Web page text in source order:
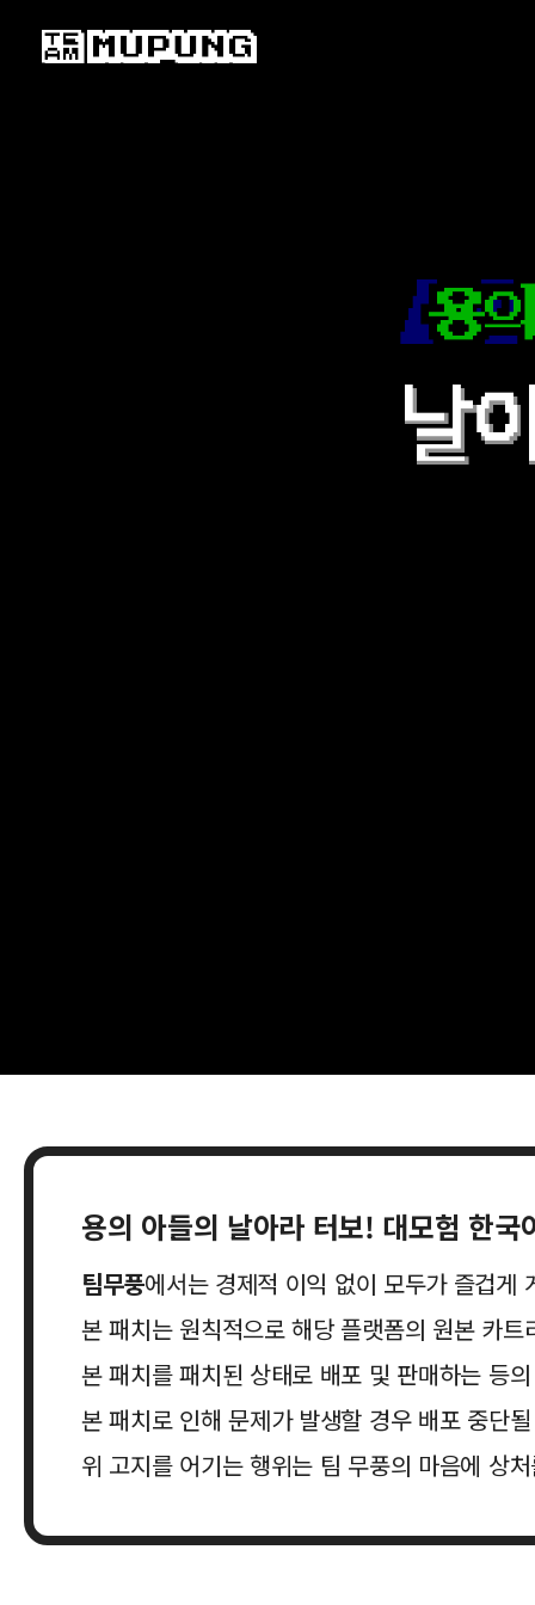
용의 아들의 날아라 터보! 대모험 한국
팀무풍에서는 경제적 이익 없이 모두가 즐겁게
본 패치는 원칙적으로 해당 플랫폼의 원본 카
본 패치를 패치된 상태로 배포 및 판매하는 등
본 패치로 인해 문제가 발생할 경우 배포 중단
위 고지를 어기는 행위는 팀 무풍의 마음에 상